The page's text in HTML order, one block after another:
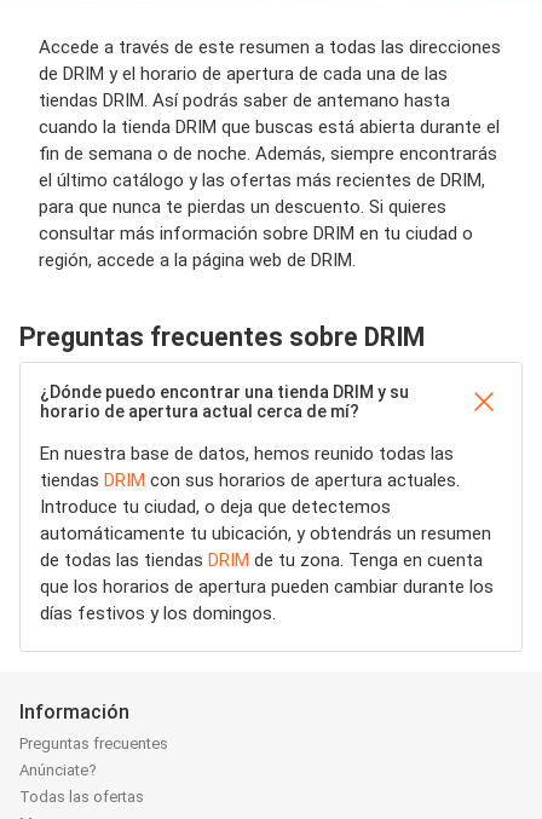
Accede a través de este resumen a todas las direcciones
de DRIM y el horario de apertura de cada una de las
tiendas DRIM. Así podrás saber de antemano hasta
cuando la tienda DRIM que buscas está abierta durante el
fin de semana o de noche. Además, siempre encontrarás
el último catálogo y las ofertas más recientes de DRIM,
para que nunca te pierdas un descuento. Si quieres
consultar más información sobre DRIM en tu ciudad o
región, accede a la página web de DRIM.
Preguntas frecuentes sobre DRIM
¿Dónde puedo encontrar una tienda DRIM y su
horario de apertura actual cerca de mí?
En nuestra base de datos, hemos reunido todas las
tiendas DRIM con sus horarios de apertura actuales.
Introduce tu ciudad, o deja que detectemos
automáticamente tu ubicación, y obtendrás un resumen
de todas las tiendas DRIM de tu zona. Tenga en cuenta
que los horarios de apertura pueden cambiar durante los
días festivos y los domingos.
Información
Preguntas frecuentes
Anúnciate?
Todas las ofertas